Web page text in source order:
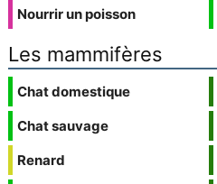
Nourrir un poisson
Les mammifères
Chat domestique
Chat sauvage
Renard